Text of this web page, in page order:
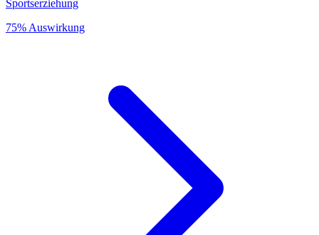
Sportserziehung
75% Auswirkung